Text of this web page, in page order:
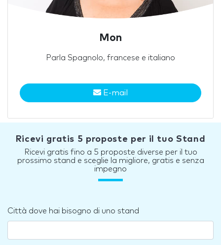
Mon
Parla Spagnolo, francese e italiano
E-mail
Ricevi gratis 5 proposte per il tuo Stand
Ricevi gratis fino a 5 proposte diverse per il tuo
prossimo stand e sceglie la migliore, gratis e senza
impegno
Città dove hai bisogno di uno stand